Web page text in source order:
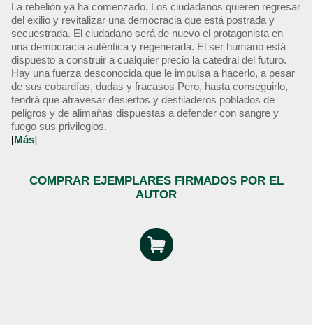
La rebelión ya ha comenzado. Los ciudadanos quieren regresar
del exilio y revitalizar una democracia que está postrada y
secuestrada. El ciudadano será de nuevo el protagonista en
una democracia auténtica y regenerada. El ser humano está
dispuesto a construir a cualquier precio la catedral del futuro.
Hay una fuerza desconocida que le impulsa a hacerlo, a pesar
de sus cobardías, dudas y fracasos Pero, hasta conseguirlo,
tendrá que atravesar desiertos y desfiladeros poblados de
peligros y de alimañas dispuestas a defender con sangre y
fuego sus privilegios.
[Más]
COMPRAR EJEMPLARES FIRMADOS POR EL
AUTOR